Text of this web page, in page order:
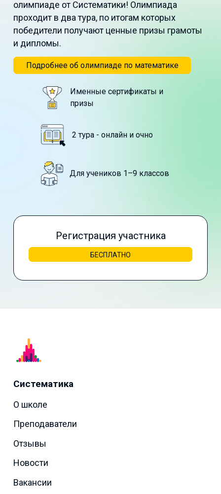
олимпиаде от Систематики! Олимпиада
проходит в два тура, по итогам которых
победители получают ценные призы грамоты
и дипломы.
Подробнее об олимпиаде по математике
Именные сертификаты и
призы
2 тура - онлайн и очно
Для учеников 1–9 классов
Регистрация участника
БЕСПЛАТНО
Систематика
О школе
Преподаватели
Отзывы
Новости
Вакансии